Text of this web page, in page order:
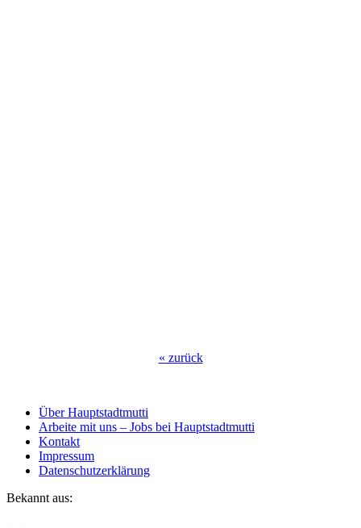
« zurück
Über Hauptstadtmutti
Arbeite mit uns – Jobs bei Hauptstadtmutti
Kontakt
Impressum
Datenschutzerklärung
Bekannt aus: